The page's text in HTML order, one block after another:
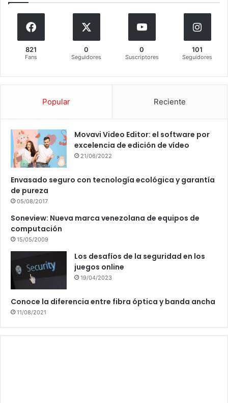
821
Fans
0
Seguidores
0
Suscriptores
101
Seguidores
Popular Reciente
Movavi Video Editor: el software por
excelencia de edición de vídeo
21/06/2022
Envasado seguro con tecnología ecológica y garantía
de pureza
05/08/2017
Soneview: Nueva marca venezolana de equipos de
computación
15/05/2009
Los desafíos de la seguridad en los
juegos online
19/04/2023
Conoce la diferencia entre fibra óptica y banda ancha
11/08/2021